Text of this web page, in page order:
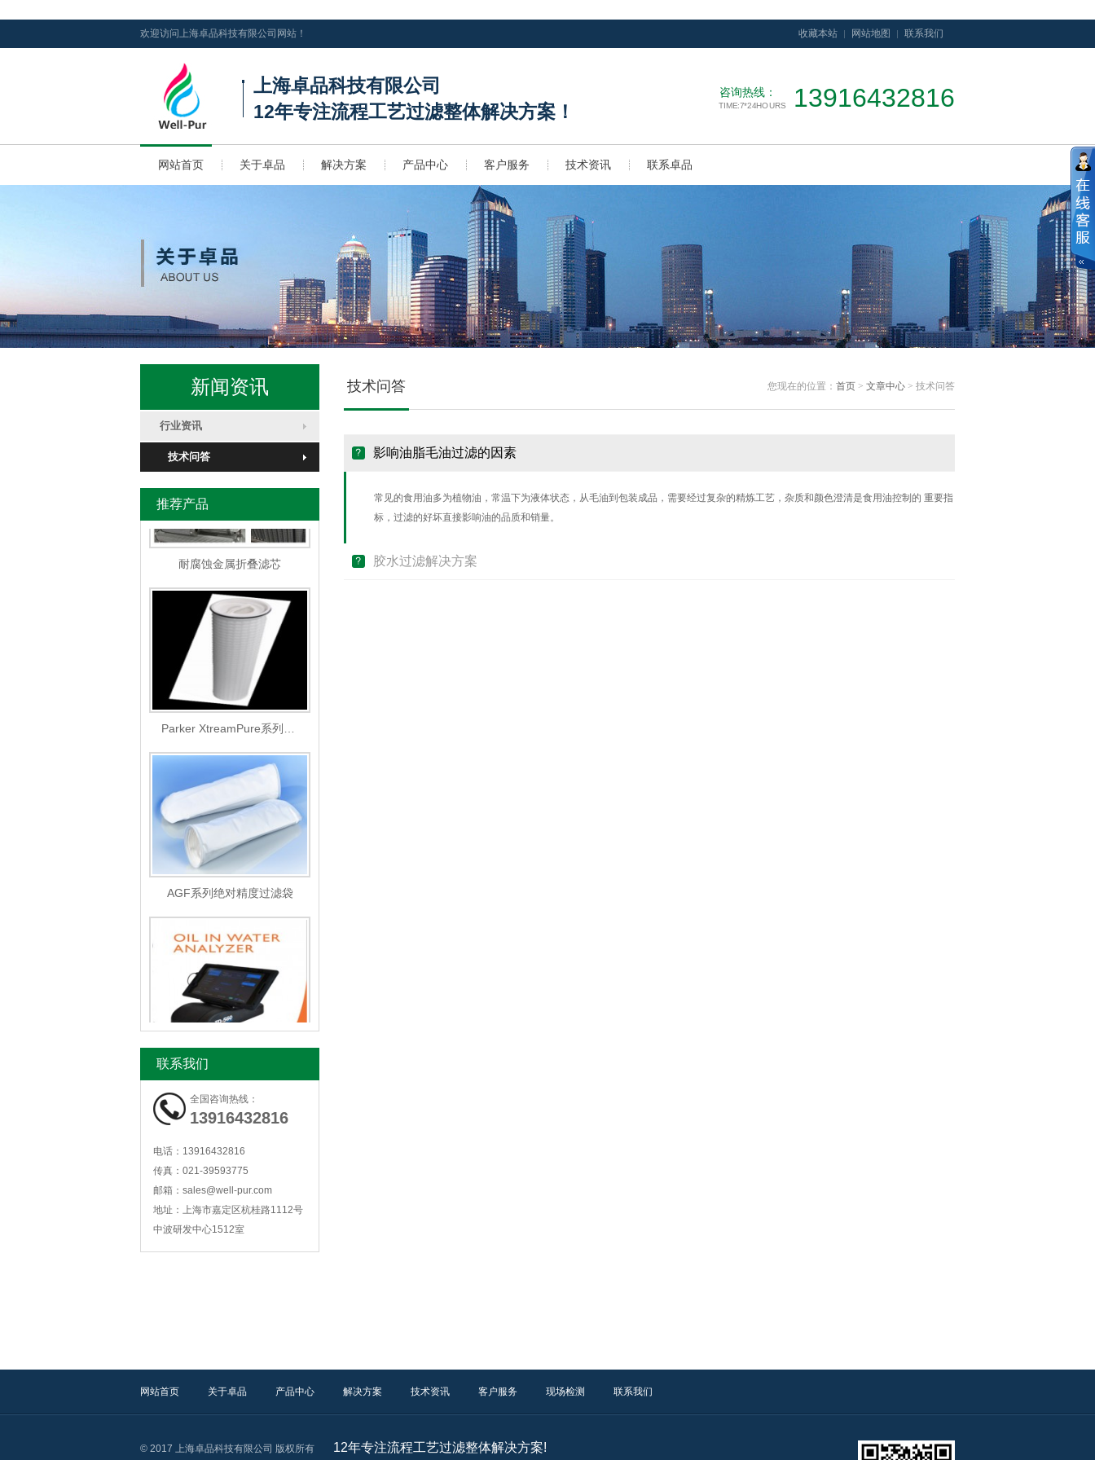
欢迎访问上海卓品科技有限公司网站！ 收藏本站 网站地图 联系我们
上海卓品科技有限公司
12年专注流程工艺过滤整体解决方案！
咨询热线：
TIME:7*24HOURS 13916432816
网站首页 关于卓品 解决方案 产品中心 客户服务 技术资讯 联系卓品
新闻资讯
行业资讯
技术问答
推荐产品
耐腐蚀金属折叠滤芯
AGF系列绝对精度过滤袋
便携式水中油分析仪-美国特纳TD-550/TD-560
耐腐蚀金属折叠滤芯
联系我们
全国咨询热线：
13916432816
电话： 13916432816
传真： 021-39593775
邮箱： sales@well-pur.com
地址： 上海市嘉定区杭桂路1112号
中波研发中心1512室
技术问答 您现在的位置： 首页 > 文章中心 > 技术问答
影响油脂毛油过滤的因素
常见的食用油多为植物油，常温下为液体状态，从毛油到包装成品，需要经过复杂的精炼工艺，杂质和颜色澄清是食用油控制的 重要指
标，过滤的好坏直接影响油的品质和销量。
胶水过滤解决方案
网站首页 关于卓品 产品中心 解决方案 技术资讯 客户服务 现场检测 联系我们
© 2017 上海卓品科技有限公司 版权所有 12年专注流程工艺过滤整体解决方案!